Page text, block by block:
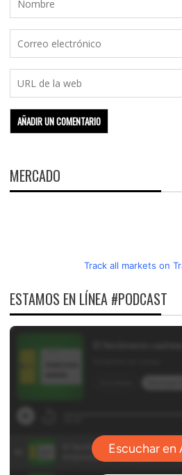
MERCADO
Track all markets on
ESTAMOS EN LÍNEA #PODCAST